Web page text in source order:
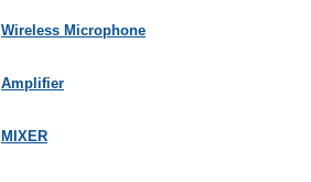
Wireless Microphone
Amplifier
MIXER